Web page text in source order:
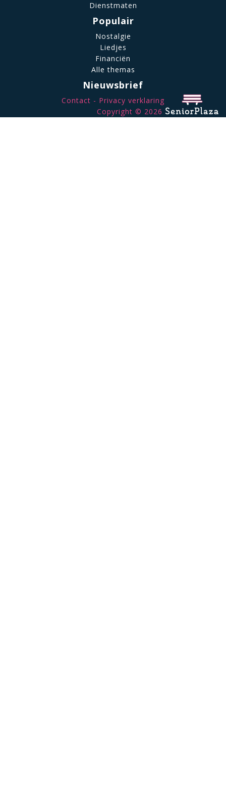
Dienstmaten
Populair
Nostalgie
Liedjes
Financiën
Alle themas
Nieuwsbrief
Contact
Privacy verklaring
Copyright © 2026